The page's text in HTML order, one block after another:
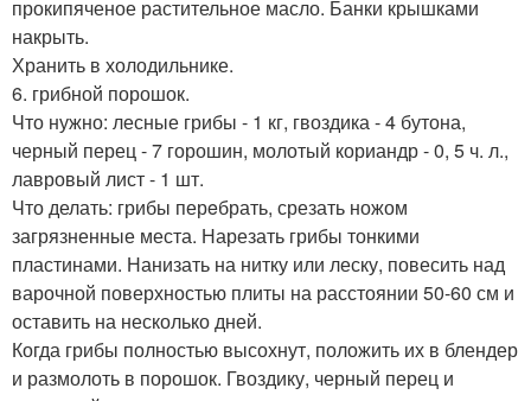
прокипяченое растительное масло. Банки крышками
накрыть.
Хранить в холодильнике.
6. грибной порошок.
Что нужно: лесные грибы - 1 кг, гвоздика - 4 бутона,
черный перец - 7 горошин, молотый кориандр - 0, 5 ч. л.,
лавровый лист - 1 шт.
Что делать: грибы перeбрать, срезать ножом
загрязненные места. Нарезать грибы тонкими
пластинами. Нанизать на нитку или леску, повесить над
варочной поверхностью плиты на расстоянии 50-60 см и
оставить на несколько дней.
Когда грибы полностью высохнут, положить их в блендер
и размолоть в порошок. Гвоздику, черный перец и